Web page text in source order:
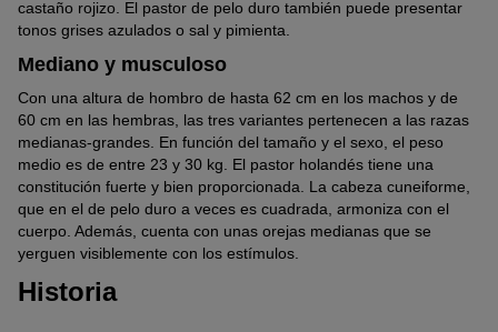
castaño rojizo. El pastor de pelo duro también puede presentar
tonos grises azulados o sal y pimienta.
Mediano y musculoso
Con una altura de hombro de hasta 62 cm en los machos y de
60 cm en las hembras, las tres variantes pertenecen a las razas
medianas-grandes. En función del tamaño y el sexo, el peso
medio es de entre 23 y 30 kg. El pastor holandés tiene una
constitución fuerte y bien proporcionada. La cabeza cuneiforme,
que en el de pelo duro a veces es cuadrada, armoniza con el
cuerpo. Además, cuenta con unas orejas medianas que se
yerguen visiblemente con los estímulos.
Historia